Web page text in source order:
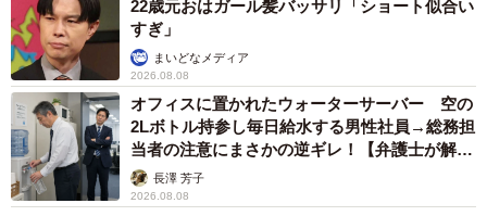
22歳元おはガール髪バッサリ「ショート似合い
すぎ」
まいどなメディア
2026.08.08
オフィスに置かれたウォーターサーバー 空の
2Lボトル持参し毎日給水する男性社員→総務担
当者の注意にまさかの逆ギレ！【弁護士が解
説】長澤 芳子
2026.08.08